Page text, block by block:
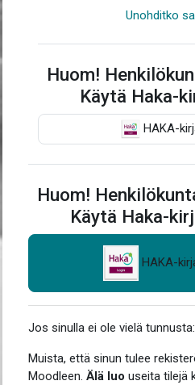
Unohditko
Huom!
Käytä Haka-
HAKA-
Huom!
Käytä Haka-
HAKA-
Jos sinulla ei ole vielä tunnusta:
Muista, että sinun tulee
Moodleen. Älä luo useita tilejä